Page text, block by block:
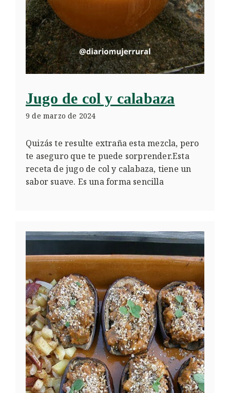
Jugo de col y calabaza
9 de marzo de 2024
Quizás te resulte extraña esta mezcla, pero
te aseguro que te puede sorprender.Esta
receta de jugo de col y calabaza, tiene un
sabor suave. Es una forma sencilla